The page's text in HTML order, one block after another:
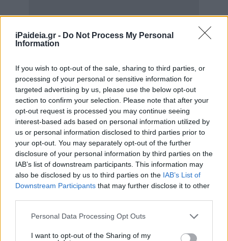
iPaideia.gr - Do Not Process My Personal
Information
If you wish to opt-out of the sale, sharing to third parties, or
processing of your personal or sensitive information for
targeted advertising by us, please use the below opt-out
section to confirm your selection. Please note that after your
opt-out request is processed you may continue seeing
interest-based ads based on personal information utilized by
us or personal information disclosed to third parties prior to
your opt-out. You may separately opt-out of the further
disclosure of your personal information by third parties on the
IAB’s list of downstream participants. This information may
also be disclosed by us to third parties on the IAB’s List of
Downstream Participants that may further disclose it to other
Please note that this website/app uses one or more Google
not limited to your visit or usage behaviour. You may click to
Personal Data Processing Opt Outs
I want to opt-out of the Sharing of my
Με τον τρόπο αυτό διασφαλίζεται ότι δεν θα υπάρξει
ανατροπή στις εκπαιδευτικές διαδικασίες και δεν θα
χαθεί το εξάμηνο, κάτι που θα είχε ιδιαιτέρως
αρνητικές επιπτώσεις στους φοιτητές των Ακαδημιών
Εμπορικού Ναυτικού, καθώς και στην επαγγελματική
προοπτική των τελειόφοιτων.
«Είμαι ικανοποιημένος», τόνισε ο κ. Πλακιωτάκης «γιατί
κινηθήκαμε γρήγορα και συντονισμένα και διασφαλίσαμε
ότι δεν θα χαθεί το εξάμηνο και δεν θα ανακοπεί η
μαθησιακή αλλά και επαγγελματική πορεία των